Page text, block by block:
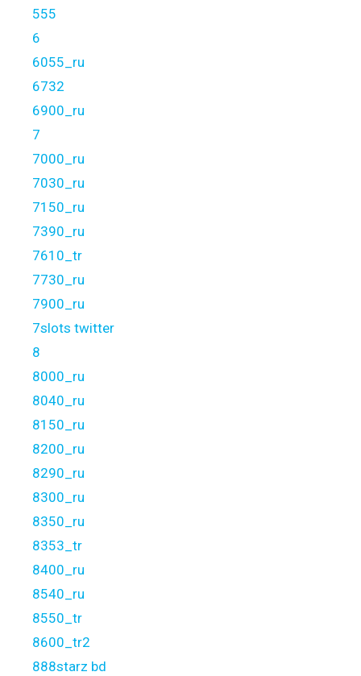
555
6
6055_ru
6732
6900_ru
7
7000_ru
7030_ru
7150_ru
7390_ru
7610_tr
7730_ru
7900_ru
7slots twitter
8
8000_ru
8040_ru
8150_ru
8200_ru
8290_ru
8300_ru
8350_ru
8353_tr
8400_ru
8540_ru
8550_tr
8600_tr2
888starz bd